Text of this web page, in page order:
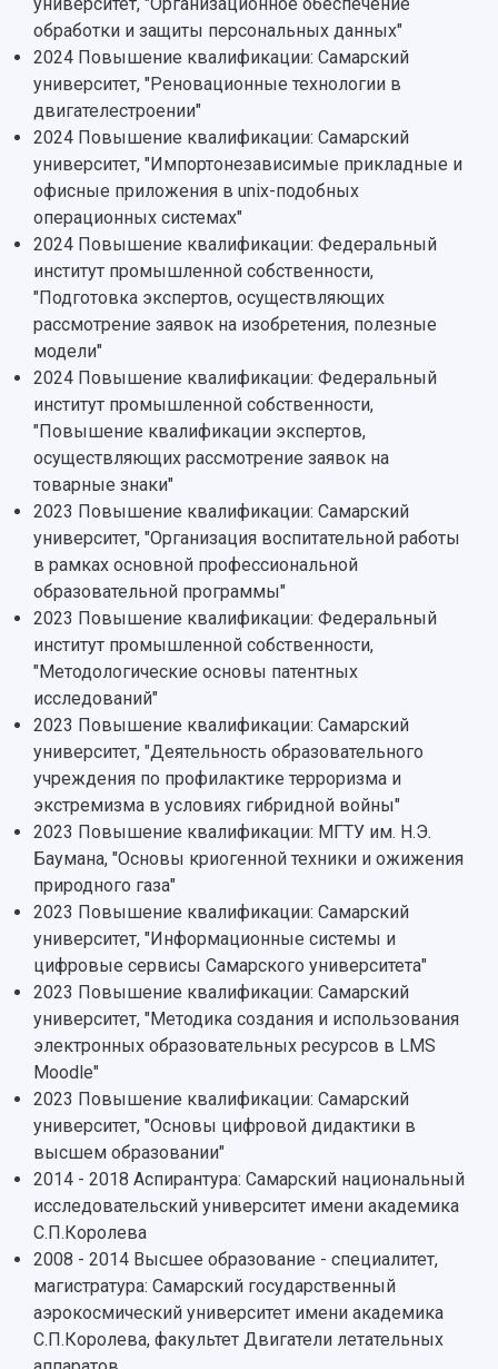
Структура университета
Институты и факультеты
Кафедры
Научные подразделения
Отделы и службы
Общественные организации
Институт искусственного интеллекта
Инжиниринговый центр
Аграрный карбоновый полигон
Архив
Фирменный стиль
Устойчивое развитие
Кампус
3D-тур по университету
Музеи
Учебный аэродром
Центр истории авиационных двигателей
Ботанический сад
Умный дом бабочек
Международный межвузовский кампус
Сведения об образовательной организации
Официальные документы
Просветительский проект "Одержимы
Стипендии
Тестирование иностранных граждан на
знание русского языка, истории России и
основ законодательства РФ
Платные образовательные услуги
Скидки на обучение
Подготовительные курсы
Библиотека
Видеолекции
Противодействие COVID-19
Структурная схема управления научно-
исследовательской деятельностью
Материальная база
Подразделения научного обслуживания
Организационные документы
Результаты научно-исследовательской
деятельности
Научно-технические разработки
Конкурсы научных проектов и грантов
Областной конкурс "Молодой учёный"
Отчеты о научно-исследовательской
деятельности
Журналы Самарского университета
Научные конференции
Патенты
Публикации и издания
Отчеты о проведенных конференциях
обработки и защиты персональных данных"
2024 Повышение квалификации: Самарский
университет, "Реновационные технологии в
двигателестроении"
2024 Повышение квалификации: Самарский
университет, "Импортонезависимые прикладные и
офисные приложения в unix-подобных
операционных системах"
2024 Повышение квалификации: Федеральный
институт промышленной собственности,
"Подготовка экспертов, осуществляющих
рассмотрение заявок на изобретения, полезные
модели"
2024 Повышение квалификации: Федеральный
институт промышленной собственности,
"Повышение квалификации экспертов,
осуществляющих рассмотрение заявок на
товарные знаки"
2023 Повышение квалификации: Самарский
университет, "Организация воспитательной работы
в рамках основной профессиональной
образовательной программы"
2023 Повышение квалификации: Федеральный
институт промышленной собственности,
"Методологические основы патентных
исследований"
2023 Повышение квалификации: Самарский
университет, "Деятельность образовательного
учреждения по профилактике терроризма и
экстремизма в условиях гибридной войны"
2023 Повышение квалификации: МГТУ им. Н.Э.
Баумана, "Основы криогенной техники и ожижения
природного газа"
2023 Повышение квалификации: Самарский
университет, "Информационные системы и
цифровые сервисы Самарского университета"
2023 Повышение квалификации: Самарский
университет, "Методика создания и использования
электронных образовательных ресурсов в LMS
Moodle"
2023 Повышение квалификации: Самарский
университет, "Основы цифровой дидактики в
высшем образовании"
2014 - 2018 Аспирантура: Самарский национальный
исследовательский университет имени академика
С.П.Королева
2008 - 2014 Высшее образование - специалитет,
магистратура: Самарский государственный
аэрокосмический университет имени академика
С.П.Королева, факультет Двигатели летательных